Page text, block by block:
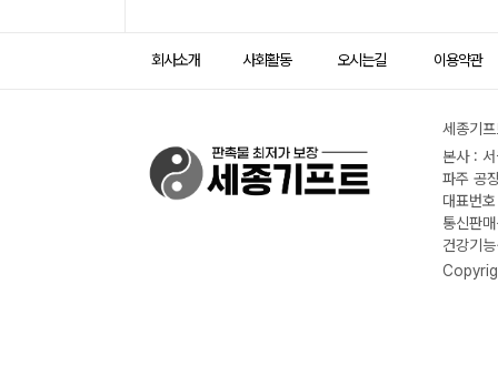
회사소개 사회활동 오시는길 이용약관
세종기
본사 :
파주 공
대표번
통신판
건강기